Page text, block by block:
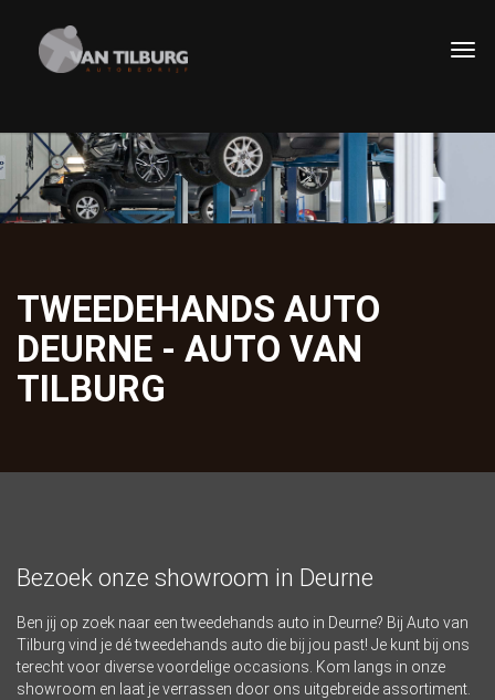
TWEEDEHANDS AUTO
DEURNE - AUTO VAN
TILBURG
Bezoek onze showroom in Deurne
Ben jij op zoek naar een tweedehands auto in Deurne? Bij Auto van
Tilburg vind je dé tweedehands auto die bij jou past! Je kunt bij ons
terecht voor diverse voordelige occasions. Kom langs in onze
showroom en laat je verrassen door ons uitgebreide assortiment.